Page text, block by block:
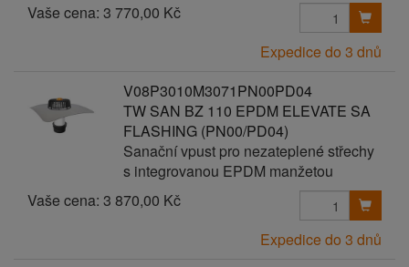
Vaše cena: 3 770,00 Kč
Expedice do 3 dnů
V08P3010M3071PN00PD04
TW SAN BZ 110 EPDM ELEVATE SA
FLASHING (PN00/PD04)
Sanační vpust pro nezateplené střechy
s integrovanou EPDM manžetou
Vaše cena: 3 870,00 Kč
Expedice do 3 dnů